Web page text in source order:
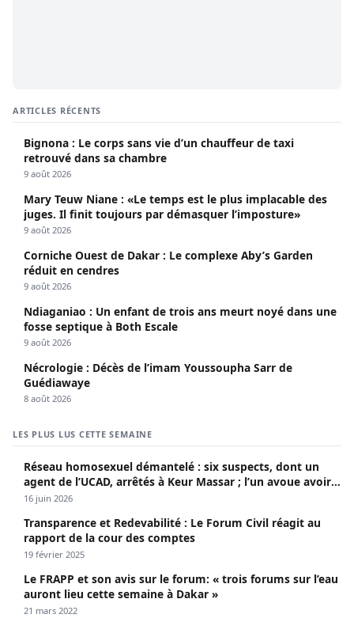
ARTICLES RÉCENTS
Bignona : Le corps sans vie d’un chauffeur de taxi
retrouvé dans sa chambre
9 août 2026
Mary Teuw Niane : «Le temps est le plus implacable des
juges. Il finit toujours par démasquer l’imposture»
9 août 2026
Corniche Ouest de Dakar : Le complexe Aby’s Garden
réduit en cendres
9 août 2026
Ndiaganiao : Un enfant de trois ans meurt noyé dans une
fosse septique à Both Escale
9 août 2026
Nécrologie : Décès de l’imam Youssoupha Sarr de
Guédiawaye
8 août 2026
LES PLUS LUS CETTE SEMAINE
Réseau homosexuel démantelé : six suspects, dont un
agent de l’UCAD, arrêtés à Keur Massar ; l’un avoue avoir
propagé le VIH depuis 2018
16 juin 2026
Transparence et Redevabilité : Le Forum Civil réagit au
rapport de la cour des comptes
19 février 2025
Le FRAPP et son avis sur le forum: « trois forums sur l’eau
auront lieu cette semaine à Dakar »
21 mars 2022